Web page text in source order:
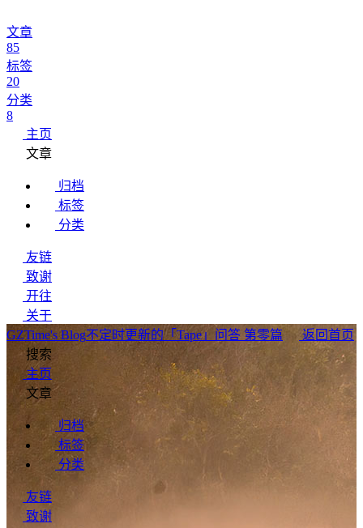
文章
85
标签
20
分类
8
主页
文章
归档
标签
分类
友链
致谢
开往
关于
GZTime's Blog不定时更新的「Tape」问答 第零篇
返回首页
搜索
主页
文章
归档
标签
分类
友链
致谢